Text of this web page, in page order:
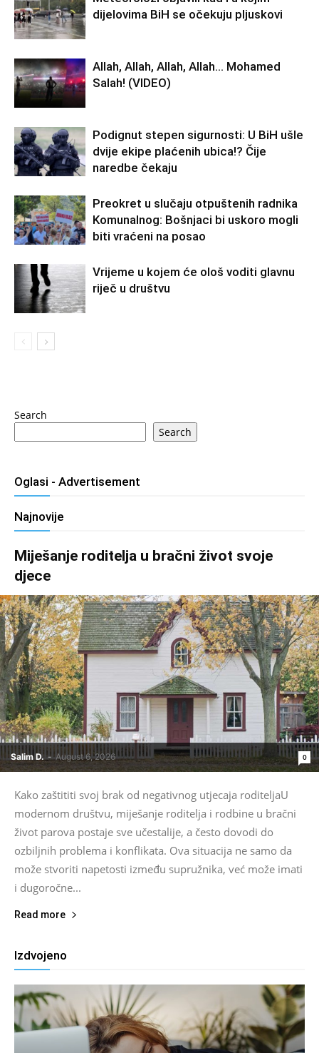
dijelovima BiH se očekuju pljuskovi
Allah, Allah, Allah, Allah… Mohamed
Salah! (VIDEO)
Podignut stepen sigurnosti: U BiH ušle
dvije ekipe plaćenih ubica!? Čije
naredbe čekaju
Preokret u slučaju otpuštenih radnika
Komunalnog: Bošnjaci bi uskoro mogli
biti vraćeni na posao
Vrijeme u kojem će ološ voditi glavnu
riječ u društvu
Search
Search
Oglasi - Advertisement
Najnovije
Miješanje roditelja u bračni život svoje
djece
Salim D. - August 6, 2026 0
Kako zaštititi svoj brak od negativnog utjecaja roditeljaU
modernom društvu, miješanje roditelja i rodbine u bračni
život parova postaje sve učestalije, a često dovodi do
ozbiljnih problema i konflikata. Ova situacija ne samo da
može stvoriti napetosti između supružnika, već može imati
i dugoročne...
Read more
Izdvojeno